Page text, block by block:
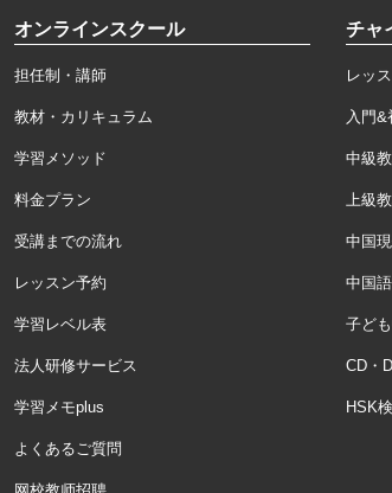
オンラインスクール
担任制・講師
教材・カリキュラム
学習メソッド
料金プラン
受講までの流れ
レッスン予約
学習レベル表
法人研修サービス
学習メモplus
よくあるご質問
チャ
レッ
入門&
中級
上級
中国
中国
子ど
CD・
HSK